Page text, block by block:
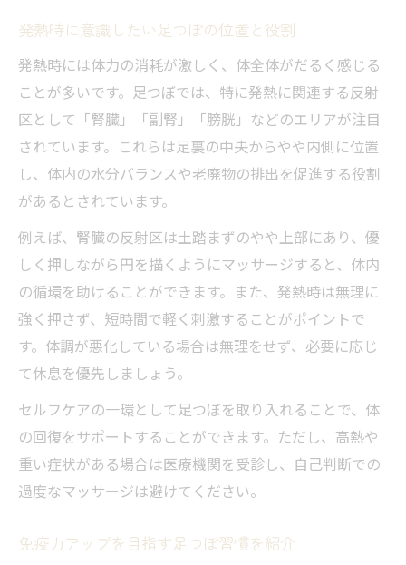
発熱時に意識したい足つぼの位置と役割
発熱時には体力の消耗が激しく、体全体がだるく感じる
ことが多いです。足つぼでは、特に発熱に関連する反射
区として「腎臓」「副腎」「膀胱」などのエリアが注目
されています。これらは足裏の中央からやや内側に位置
し、体内の水分バランスや老廃物の排出を促進する役割
があるとされています。
例えば、腎臓の反射区は土踏まずのやや上部にあり、優
しく押しながら円を描くようにマッサージすると、体内
の循環を助けることができます。また、発熱時は無理に
強く押さず、短時間で軽く刺激することがポイントで
す。体調が悪化している場合は無理をせず、必要に応じ
て休息を優先しましょう。
セルフケアの一環として足つぼを取り入れることで、体
の回復をサポートすることができます。ただし、高熱や
重い症状がある場合は医療機関を受診し、自己判断での
過度なマッサージは避けてください。
免疫力アップを目指す足つぼ習慣を紹介